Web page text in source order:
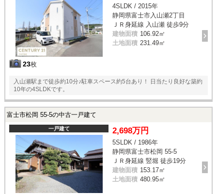
23枚
4SLDK / 2015年
静岡県富士市入山瀬2丁目
ＪＲ身延線 入山瀬 徒歩9分
建物面積 106.92㎡
土地面積 231.49㎡
入山瀬駅まで徒歩約10分♪駐車スペース約5台あり！ 日当たり良好な築約
10年の4SLDKです。
富士市松岡 55-5の中古一戸建て
一戸建て 2,698万円
5SLDK / 1986年
静岡県富士市松岡 55-5
ＪＲ身延線 竪堀 徒歩19分
建物面積 153.17㎡
土地面積 480.95㎡